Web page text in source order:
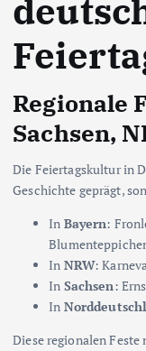
Regionale
Sachsen,
Die Feiertagskultur in
Geschichte geprägt,
In Bayern:
In NRW:
In Sachsen:
In
Diese regionalen